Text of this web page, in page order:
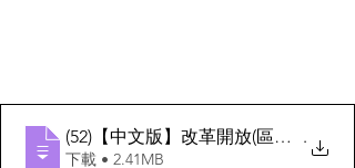
(52)【中文版】改革開放(區域經濟)
.
下載 • 2.41MB